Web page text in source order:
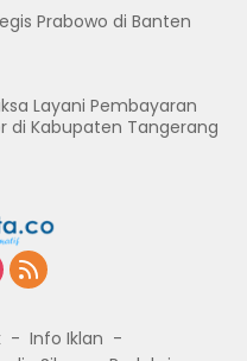
Prabowo di Banten
Layani Pembayaran
di Kabupaten Tangerang
Info Iklan